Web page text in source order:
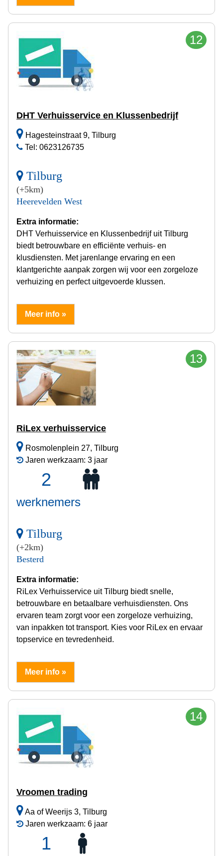
12
DHT Verhuisservice en Klussenbedrijf
Hagesteinstraat 9, Tilburg
Tel: 0623126735
Tilburg
(+5km)
Heerevelden West
Extra informatie:
DHT Verhuisservice en Klussenbedrijf uit Tilburg
biedt betrouwbare en efficiënte verhuis- en
klusdiensten. Met jarenlange ervaring en een
klantgerichte aanpak zorgen wij voor een zorgeloze
verhuizing en perfect uitgevoerde klussen.
Meer info »
13
RiLex verhuisservice
Rosmolenplein 27, Tilburg
Jaren werkzaam: 3 jaar
2
werknemers
Tilburg
(+2km)
Besterd
Extra informatie:
RiLex Verhuisservice uit Tilburg biedt snelle,
betrouwbare en betaalbare verhuisdiensten. Ons
ervaren team zorgt voor een zorgeloze verhuizing,
van inpakken tot transport. Kies voor RiLex en ervaar
topservice en tevredenheid.
Meer info »
14
Vroomen trading
Aa of Weerijs 3, Tilburg
Jaren werkzaam: 6 jaar
1